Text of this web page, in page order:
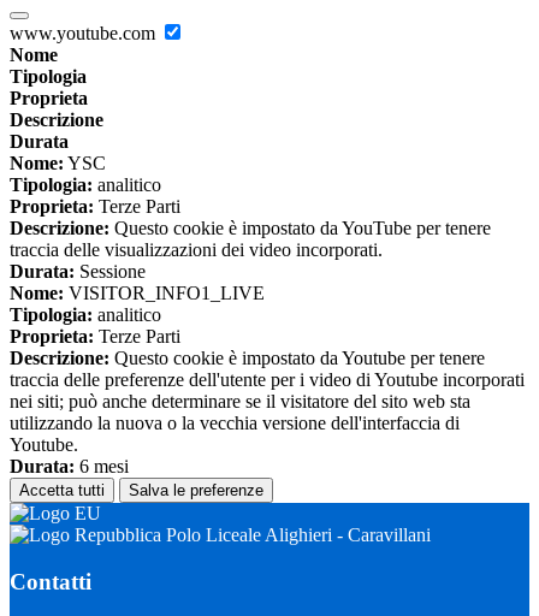
www.youtube.com
Nome
Tipologia
Proprieta
Descrizione
Durata
Nome: YSC
Tipologia: analitico
Proprieta: Terze Parti
Descrizione: Questo cookie è impostato da YouTube per tenere
traccia delle visualizzazioni dei video incorporati.
Durata: Sessione
Nome: VISITOR_INFO1_LIVE
Tipologia: analitico
Proprieta: Terze Parti
Descrizione: Questo cookie è impostato da Youtube per tenere
traccia delle preferenze dell'utente per i video di Youtube incorporati
nei siti; può anche determinare se il visitatore del sito web sta
utilizzando la nuova o la vecchia versione dell'interfaccia di
Youtube.
Durata: 6 mesi
Accetta tutti Salva le preferenze
Polo Liceale Alighieri - Caravillani
Contatti